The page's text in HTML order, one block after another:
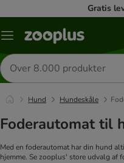
Gratis
Menu
Søg
efter
produkter
Hund Hundeskåle
Foderautomat til
Med en foderautomat har din hund
hjemme. Se zooplus' store udvalg af